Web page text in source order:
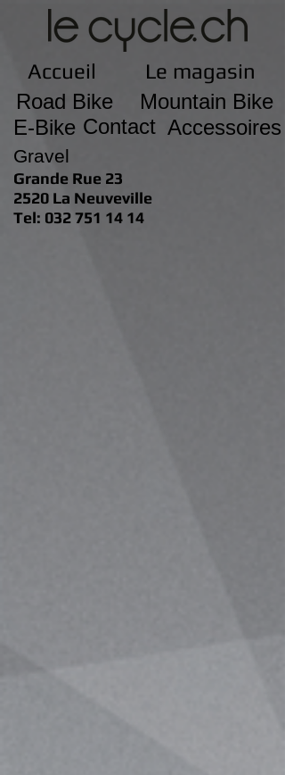
Accueil
Mountain Bike
Accessoires
Contact
Road Bike
Le magasin
E-Bike
Gravel
Grande Rue 23
2520 La Neuveville
Tel: 032 751 14 14